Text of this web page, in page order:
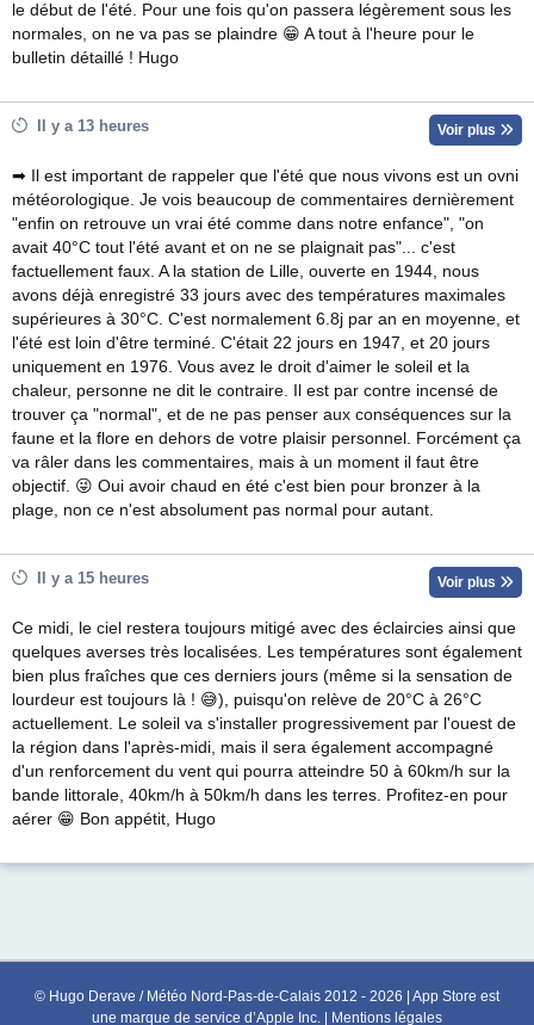
le début de l'été. Pour une fois qu'on passera légèrement sous les
normales, on ne va pas se plaindre 😁 A tout à l'heure pour le
bulletin détaillé ! Hugo
Il y a 13 heures Voir plus
➡ Il est important de rappeler que l'été que nous vivons est un ovni
météorologique. Je vois beaucoup de commentaires dernièrement
"enfin on retrouve un vrai été comme dans notre enfance", "on
avait 40°C tout l'été avant et on ne se plaignait pas"... c'est
factuellement faux. A la station de Lille, ouverte en 1944, nous
avons déjà enregistré 33 jours avec des températures maximales
supérieures à 30°C. C'est normalement 6.8j par an en moyenne, et
l'été est loin d'être terminé. C'était 22 jours en 1947, et 20 jours
uniquement en 1976. Vous avez le droit d'aimer le soleil et la
chaleur, personne ne dit le contraire. Il est par contre incensé de
trouver ça "normal", et de ne pas penser aux conséquences sur la
faune et la flore en dehors de votre plaisir personnel. Forcément ça
va râler dans les commentaires, mais à un moment il faut être
objectif. 😜 Oui avoir chaud en été c'est bien pour bronzer à la
plage, non ce n'est absolument pas normal pour autant.
Il y a 15 heures Voir plus
Ce midi, le ciel restera toujours mitigé avec des éclaircies ainsi que
quelques averses très localisées. Les températures sont également
bien plus fraîches que ces derniers jours (même si la sensation de
lourdeur est toujours là ! 😅), puisqu'on relève de 20°C à 26°C
actuellement. Le soleil va s'installer progressivement par l'ouest de
la région dans l'après-midi, mais il sera également accompagné
d'un renforcement du vent qui pourra atteindre 50 à 60km/h sur la
bande littorale, 40km/h à 50km/h dans les terres. Profitez-en pour
aérer 😁 Bon appétit, Hugo
© Hugo Derave / Météo Nord-Pas-de-Calais 2012 - 2026 | App Store est
une marque de service d’Apple Inc. |
Mentions légales